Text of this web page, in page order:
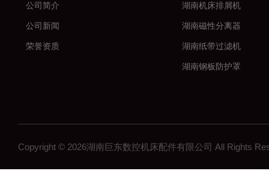
公司简介
公司新闻
荣誉资质
湖南机床排屑机
湖南磁性分离器
湖南纸带过滤机
湖南钢板防护罩
湖南塑料拖链
湖南钢制拖链
湖南机床工作灯
Copyright © 2026湖南巨东数控机床配件有限公司 All Rights